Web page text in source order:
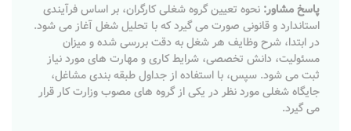
پاسخ مشاور: نحوه تعیین گروه شغلی کارگران، بر اساس فرآیندی
استاندارد و قانونی صورت می‌ گیرد که با تحلیل شغل آغاز می ‌شود.
در ابتدا، شرح وظایف هر شغل به دقت بررسی شده و میزان
مسئولیت، دانش تخصصی، شرایط کاری و مهارت ‌های مورد نیاز
ثبت می ‌شود. سپس، با استفاده از جداول طبقه بندی مشاغل،
جایگاه شغلی مورد نظر در یکی از گروه ‌های مصوب وزارت کار قرار
می ‌گیرد.